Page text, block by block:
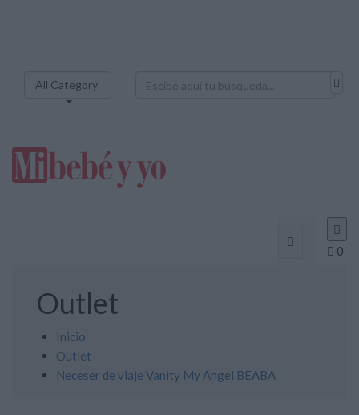
All Category

 0

Outlet
Inicio
Outlet
Neceser de viaje Vanity My Angel BEABA